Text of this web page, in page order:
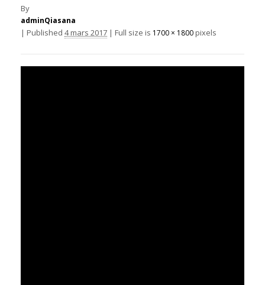
By
adminQiasana
| Published 4 mars 2017 | Full size is 1700 × 1800 pixels